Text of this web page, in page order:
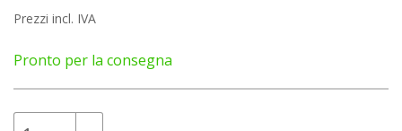
Prezzi incl. IVA
Pronto per la consegna